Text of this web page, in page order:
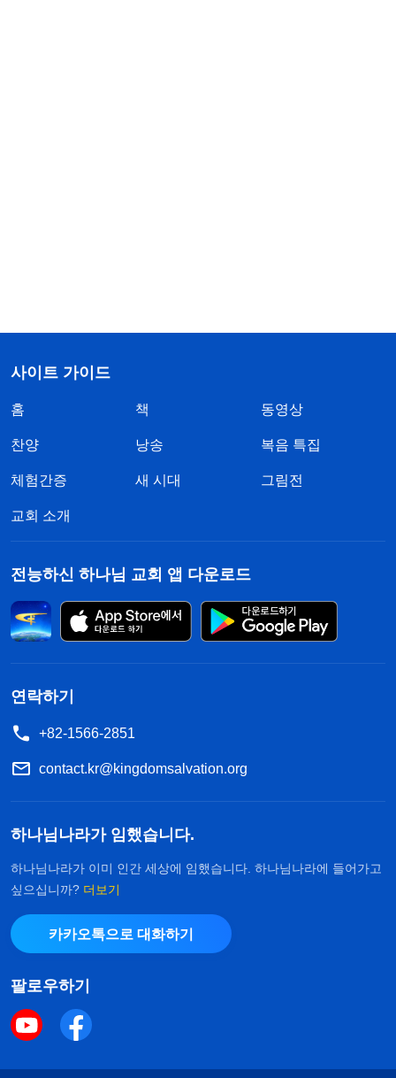
사이트 가이드
홈 책 동영상
찬양 낭송 복음 특집
체험간증 새 시대 그림전
교회 소개
전능하신 하나님 교회 앱 다운로드
연락하기
+82-1566-2851
contact.kr@kingdomsalvation.org
하나님나라가 임했습니다.
하나님나라가 이미 인간 세상에 임했습니다. 하나님나라에 들어가고
싶으십니까? 더보기
카카오톡으로 대화하기
팔로우하기